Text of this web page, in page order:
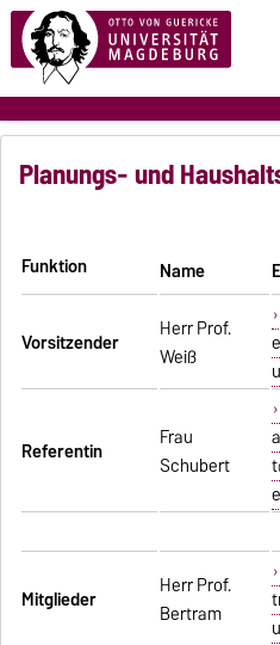
Planungs- und
Funktion Name
Vorsitzender
Herr Prof.
Weiß
Referentin
Frau
Schubert
e
Mitglieder
Herr Prof.
Bertram